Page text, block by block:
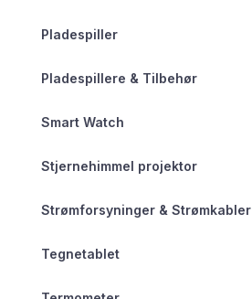
Pladespiller
Pladespillere & Tilbehør
Smart Watch
Stjernehimmel projektor
Strømforsyninger & Strømkabler
Tegnetablet